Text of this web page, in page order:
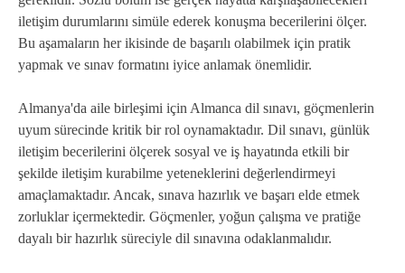
iletişim durumlarını simüle ederek konuşma becerilerini ölçer.
Bu aşamaların her ikisinde de başarılı olabilmek için pratik
yapmak ve sınav formatını iyice anlamak önemlidir.
Almanya'da aile birleşimi için Almanca dil sınavı, göçmenlerin
uyum sürecinde kritik bir rol oynamaktadır. Dil sınavı, günlük
iletişim becerilerini ölçerek sosyal ve iş hayatında etkili bir
şekilde iletişim kurabilme yeteneklerini değerlendirmeyi
amaçlamaktadır. Ancak, sınava hazırlık ve başarı elde etmek
zorluklar içermektedir. Göçmenler, yoğun çalışma ve pratiğe
dayalı bir hazırlık süreciyle dil sınavına odaklanmalıdır.